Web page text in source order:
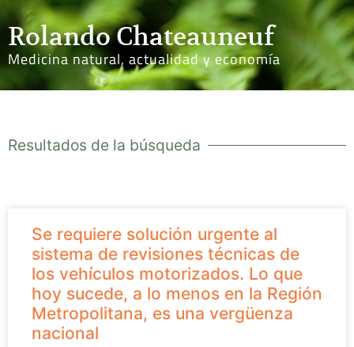
Rolando Chateauneuf
Medicina natural, actualidad y economía
Resultados de la búsqueda
Se requiere solución urgente al
sistema de revisiones técnicas de
los vehículos motorizados. Lo que
hoy sucede, a lo menos en la Región
Metropolitana, es una vergüenza
nacional